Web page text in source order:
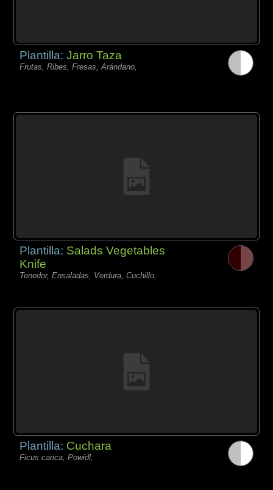
Plantilla:Jarro Taza
Frutas, Ribes, Fresas, Arándano,
Plantilla: Salads Vegetables
Knife
Tenedor, Ensaladas, Verdura, Cuchillo,
Plantilla: Cuchara
Ficus carica, Powidl,